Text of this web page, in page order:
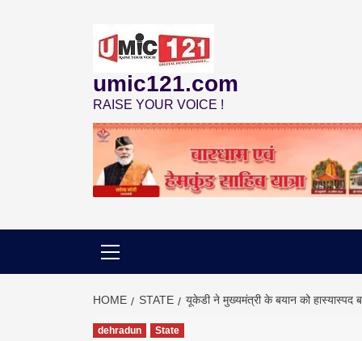
umic121.com
RAISE YOUR VOICE !
HOME STATE यूकेडी ने मुख्यमंत्री के बयान को हास्यास्पद
dehradun State